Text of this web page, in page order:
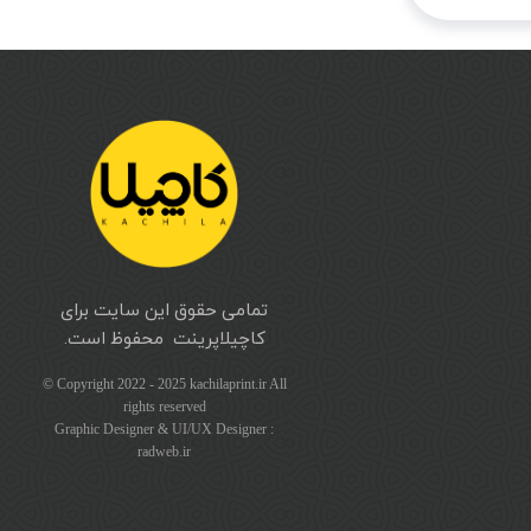
تمامی حقوق این سایت برای
کاچیلاپرینت محفوظ است.
© Copyright 2022 - 2025 kachilaprint.ir All
rights reserved
Graphic Designer & UI/UX Designer :
radweb.ir